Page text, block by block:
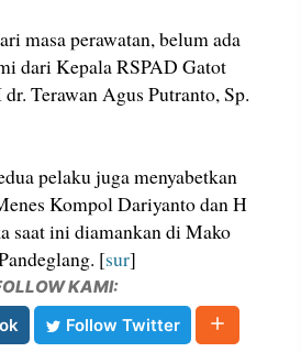
masa perawatan, belum ada
dari Kepala RSPAD Gatot
Terawan Agus Putranto, Sp.
pelaku juga menyabetkan
Kompol Dariyanto dan H
saat ini diamankan di Mako
[sur]
KAMI:
Follow Twitter